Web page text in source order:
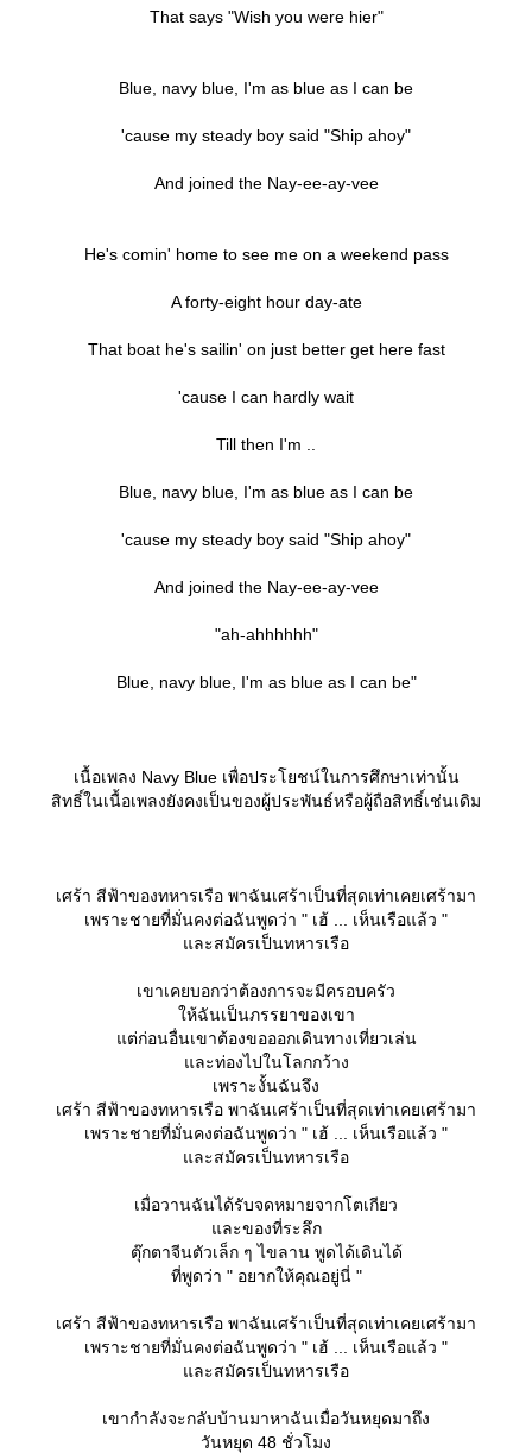
That says "Wish you were hier"
Blue, navy blue, I'm as blue as I can be
'cause my steady boy said "Ship ahoy"
And joined the Nay-ee-ay-vee
He's comin' home to see me on a weekend pass
A forty-eight hour day-ate
That boat he's sailin' on just better get here fast
'cause I can hardly wait
Till then I'm ..
Blue, navy blue, I'm as blue as I can be
'cause my steady boy said "Ship ahoy"
And joined the Nay-ee-ay-vee
"ah-ahhhhhh"
Blue, navy blue, I'm as blue as I can be"
เนื้อเพลง Navy Blue เพื่อประโยชน์ในการศึกษาเท่านั้น
สิทธิ์ในเนื้อเพลงยังคงเป็นของผู้ประพันธ์หรือผู้ถือสิทธิ์เช่นเดิม
เศร้า สีฟ้าของทหารเรือ พาฉันเศร้าเป็นที่สุดเท่าเคยเศร้ามา
เพราะชายที่มั่นคงต่อฉันพูดว่า " เฮ้ ... เห็นเรือแล้ว "
ละสมัครเป็นทหารเรือ
เขาเคยบอกว่าต้องการจะมีครอบครัว
ห้ฉันเป็นภรรยาของเขา
ต่ก่อนอื่นเขาต้องขอออกเดินทางเที่ยวเล่น
ละท่องไปในโลกกว้าง
เพราะงั้นฉันจึง
เศร้า สีฟ้าของทหารเรือ พาฉันเศร้าเป็นที่สุดเท่าเคยเศร้ามา
เพราะชายที่มั่นคงต่อฉันพูดว่า " เฮ้ ... เห็นเรือแล้ว "
ละสมัครเป็นทหารเรือ
เมื่อวานฉันได้รับจดหมายจากโตเกียว
ละของที่ระลึก
ตุ๊กตาจีนตัวเล็ก ๆ ไขลาน พูดได้เดินได้
ที่พูดว่า " อยากให้คุณอยู่นี่ "
เศร้า สีฟ้าของทหารเรือ พาฉันเศร้าเป็นที่สุดเท่าเคยเศร้ามา
เพราะชายที่มั่นคงต่อฉันพูดว่า " เฮ้ ... เห็นเรือแล้ว "
ละสมัครเป็นทหารเรือ
เขากำลังจะกลับบ้านมาหาฉันเมื่อวันหยุดมาถึง
วันหยุด 48 ชั่วโมง